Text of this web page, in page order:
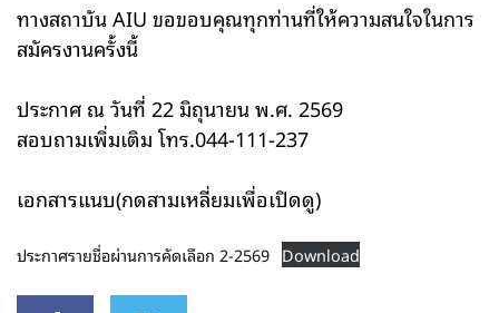
ทางสถาบัน AIU ขอขอบคุณทุกท่านที่ให้ความสนใจในการ
สมัครงานครั้งนี้
ประกาศ ณ วันที่ 22 มิถุนายน พ.ศ. 2569
สอบถามเพิ่มเติม โทร.044-111-237
เอกสารแนบ(กดสามเหลี่ยมเพื่อเปิดดู)
ประกาศรายชื่อผ่านการคัดเลือก 2-2569 Download